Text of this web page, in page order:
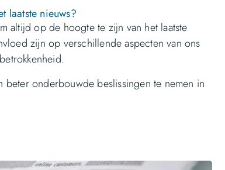
laatste nieuws?
altijd op de hoogte te zijn van het laatste
zijn op verschillende aspecten van ons
onderbouwde beslissingen te nemen in